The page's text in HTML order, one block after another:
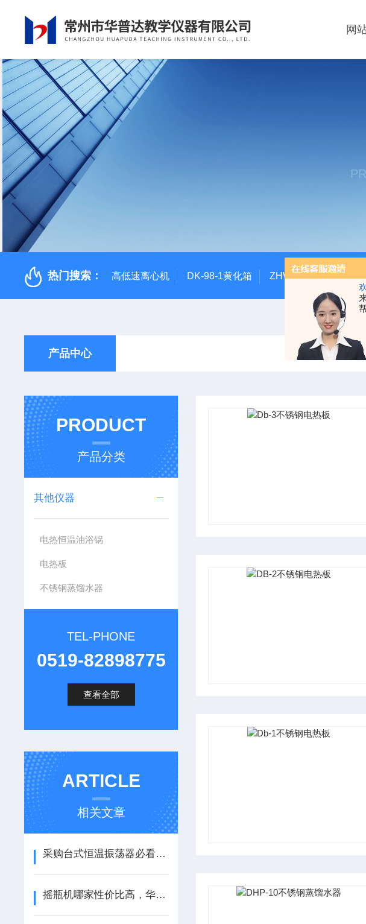
网
热门搜索： 高低速离心机 DK-98-1黄化箱 ZHWY-211C台式恒温
产品中心
PRODUCT
产品分类
其他仪器
电热恒温油浴锅
电热板
不锈钢蒸馏水器
TEL-PHONE
0519-82898775
查看全部
ARTICLE
相关文章
采购台式恒温振荡器必看其九大优点
摇瓶机哪家性价比高，华普达值得肯定